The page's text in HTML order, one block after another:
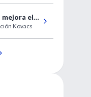
mejora el
enKovacs